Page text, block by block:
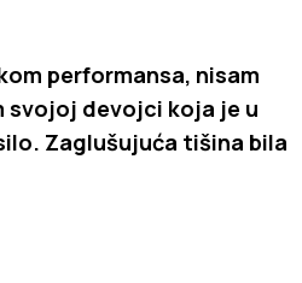
performansa, nisam
svojoj devojci koja je u
Zaglušujuća tišina bila